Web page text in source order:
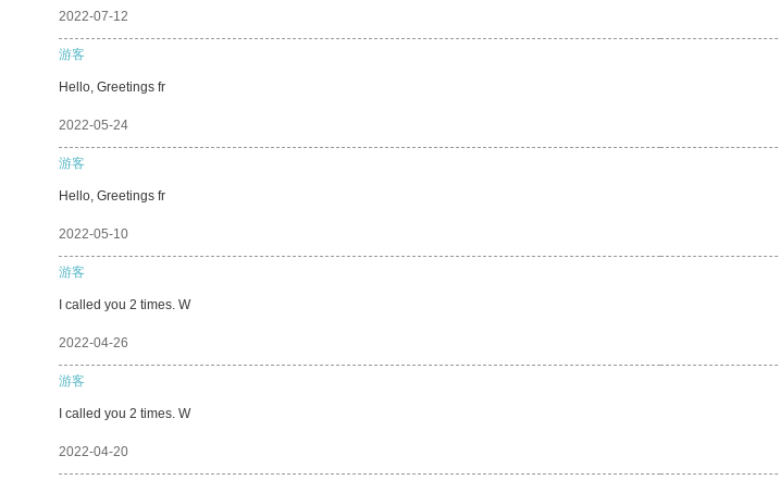
2022-07-12
游客
Hello, Greetings fr
2022-05-24
游客
Hello, Greetings fr
2022-05-10
游客
I called you 2 times. W
2022-04-26
游客
I called you 2 times. W
2022-04-20